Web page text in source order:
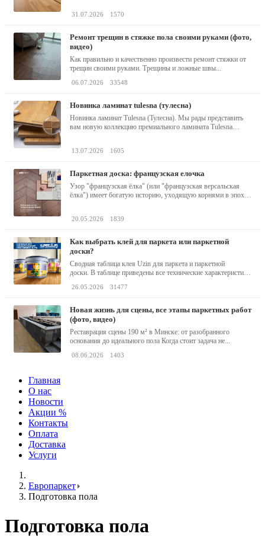
31.07.2026 1570
ремонт трещин в стяжке пола своими руками (фото,
видео)
Как правильно и качественно произвести ремонт стяжки от
трещин своими руками. Трещины и ложные швы...
06.07.2026 33548
новинка ламинат tulesna (тулесна)
Новинка ламинат Tulesna (Тулесна). Мы рады представить
вам новую коллекцию премиального ламината Tulesna
13.07.2026 1605
паркетная доска: французская елочка
Узор "французская ёлка" (или "французская версальская
ёлка") имеет богатую историю, уходящую корнями в эпоху
20.05.2026 1839
как выбрать клей для паркета или паркетной
доски?
Сводная таблица клея Uzin для паркета и паркетной
доски. В таблице приведены все технические характеристики
26.05.2026 31477
новая жизнь для сцены, все этапы паркетных работ
(фото, видео)
Реставрация сцены 190 м² в Минске: от разобранного
основания до идеального пола Когда стоит задача не...
08.06.2026 1403
Главная
О нас
Новости
Акции %
Контакты
Оплата
Доставка
Услуги
Европаркет
Подготовка пола
Подготовка пола